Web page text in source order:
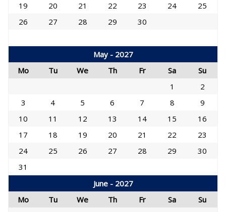
19
20 21 22 23 24
25
26
27 28 29 30
May - 2027
Mo
Tu We Th Fr Sa
Su
1
2
3
4 5 6 7 8
9
10
11 12 13 14 15
16
17
18 19 20 21 22
23
24
25 26 27 28 29
30
31
June - 2027
Mo
Tu We Th Fr Sa
Su